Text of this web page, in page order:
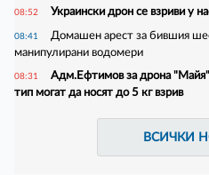
08:52 Украински дрон се взриви у
08:41
Домашен арест за бившия
манипулирани водомери
08:31
Адм.Ефтимов за дрона
тип могат да носят до 5 кг взрив
ВСИЧКИ